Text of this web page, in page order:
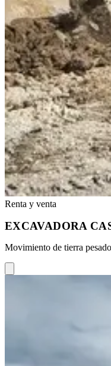
Renta y venta
EXCAVADORA
Movimiento de tierra